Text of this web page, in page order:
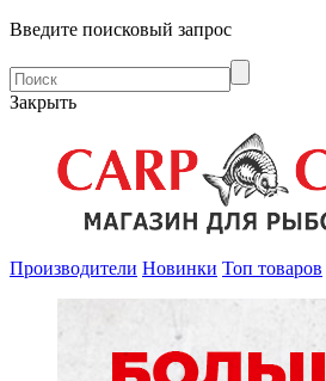
Введите поисковый запрос
Закрыть
Производители Новинки Топ товаров